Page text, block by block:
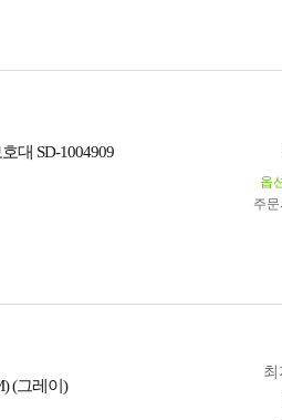
대 SD-1004909
옵
주문
(그레이)
최